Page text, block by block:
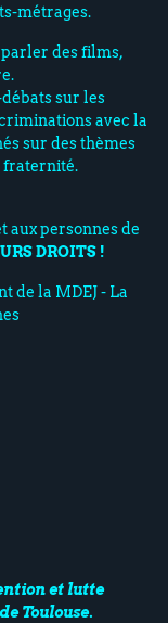
métrages.
des films,
sur les
avec la
sur des thèmes
fraternité.
aux personnes de
DROITS !
de la MDEJ - La
et lutte
Toulouse.